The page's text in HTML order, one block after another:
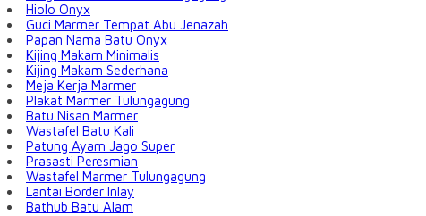
Hiolo Onyx
Guci Marmer Tempat Abu Jenazah
Papan Nama Batu Onyx
Kijing Makam Minimalis
Kijing Makam Sederhana
Meja Kerja Marmer
Plakat Marmer Tulungagung
Batu Nisan Marmer
Wastafel Batu Kali
Patung Ayam Jago Super
Prasasti Peresmian
Wastafel Marmer Tulungagung
Lantai Border Inlay
Bathub Batu Alam